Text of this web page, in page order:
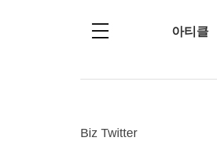
아티클
Biz Twitter